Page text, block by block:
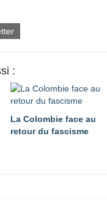
:
La Colombie face au
retour du fascisme